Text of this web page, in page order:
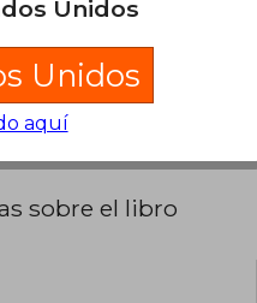
edición es Tapa
sobre el libro
Unidos
Unidos
aquí